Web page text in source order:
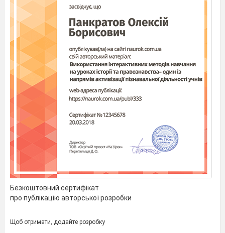
Безкоштовний сертифікат
про публікацію авторської розробки
Щоб отримати, додайте розробку